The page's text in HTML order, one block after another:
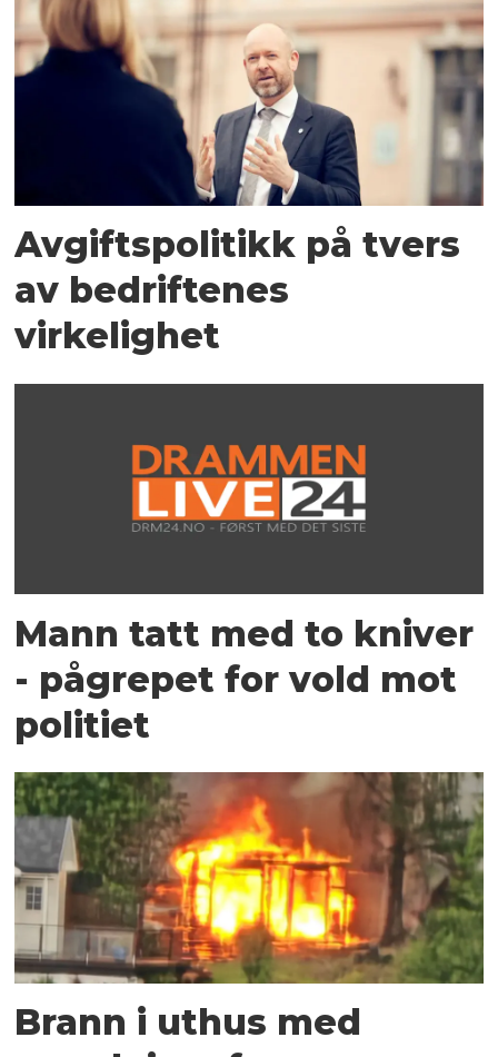
Avgiftspolitikk på tvers
av bedriftenes
virkelighet
Mann tatt med to kniver
- pågrepet for vold mot
politiet
Brann i uthus med